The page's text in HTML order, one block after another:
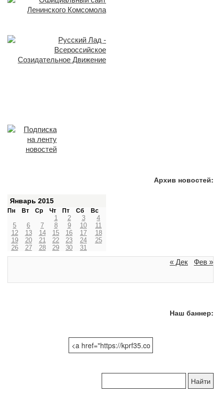
Архив новостей:
Январь 2015
Пн Вт Ср Чт Пт Сб Вс
1 2 3
4
5
6 7 8 9 10
11
12
13 14 15 16 17
18
19
20 21 22 23 24
25
26
27 28 29 30 31
« Дек Фев »
Наш баннер:
по